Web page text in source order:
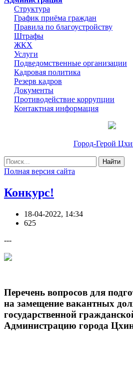
Структура
График приёма граждан
Правила по благоустройству
Штрафы
ЖКХ
Услуги
Подведомственные организации
Кадровая политика
Резерв кадров
Документы
Противодействие коррупции
Контактная информация
Город-Герой
Найти
Полная версия сайта
Конкурс!
18-04-2022, 14:34
625
---
Перечень вопросов для
на замещение вакантных
государственной
Администрацию города